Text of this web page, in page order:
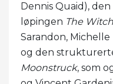
Dennis Quaid),
løpingen The
Sarandon,
og den
Moonstruck, som